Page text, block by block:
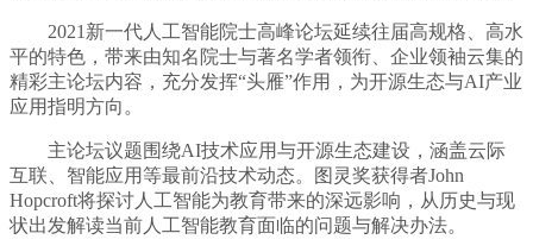
2021新一代人工智能院士高峰论坛延续往届高规格、高水
平的特色，带来由知名院士与著名学者领衔、企业领袖云集的
精彩主论坛内容，充分发挥“头雁”作用，为开源生态与AI产业
应用指明方向。
主论坛议题围绕AI技术应用与开源生态建设，涵盖云际
互联、智能应用等最前沿技术动态。图灵奖获得者John
Hopcroft将探讨人工智能为教育带来的深远影响，从历史与现
状出发解读当前人工智能教育面临的问题与解决办法。